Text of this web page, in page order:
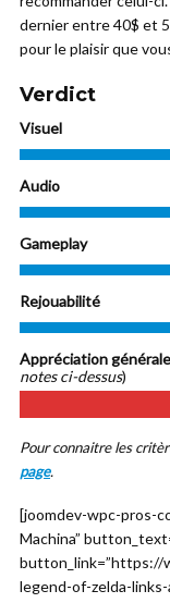
dernier entre 40$ et
pour le plaisir que
Verdict
Visuel
Audio
Gameplay
Rejouabilité
Appréciation générale
notes ci-dessus)
Pour connaitre les
page.
[joomdev-wpc-pros-
Machina”
button_link=”https://
legend-of-zelda-